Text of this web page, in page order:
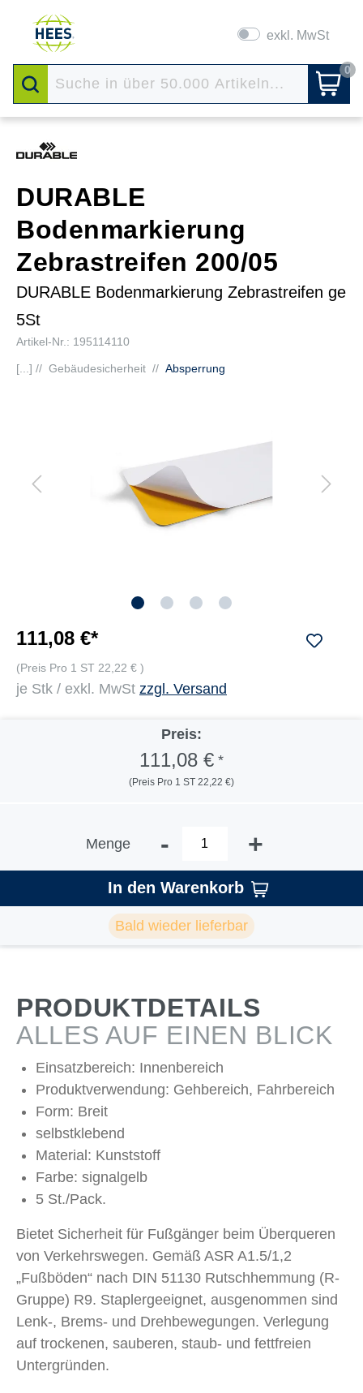
exkl. MwSt
0
DURABLE
Bodenmarkierung
Zebrastreifen 200/05
DURABLE Bodenmarkierung Zebrastreifen ge
5St
Artikel-Nr.: 195114110
[...] // Gebäudesicherheit // Absperrung
111,08 €*
(Preis Pro 1 ST 22,22 € )
je Stk / exkl. MwSt zzgl. Versand
Preis:
111,08 € *
(Preis Pro 1 ST 22,22 €)
Menge - +
In den Warenkorb
Bald wieder lieferbar
PRODUKTDETAILS
ALLES AUF EINEN BLICK
Einsatzbereich: Innenbereich
Produktverwendung: Gehbereich, Fahrbereich
Form: Breit
selbstklebend
Material: Kunststoff
Farbe: signalgelb
5 St./Pack.
Bietet Sicherheit für Fußgänger beim Überqueren
von Verkehrswegen. Gemäß ASR A1.5/1,2
„Fußböden“ nach DIN 51130 Rutschhemmung (R-
Gruppe) R9. Staplergeeignet, ausgenommen sind
Lenk-, Brems- und Drehbewegungen. Verlegung
auf trockenen, sauberen, staub- und fettfreien
Untergründen.